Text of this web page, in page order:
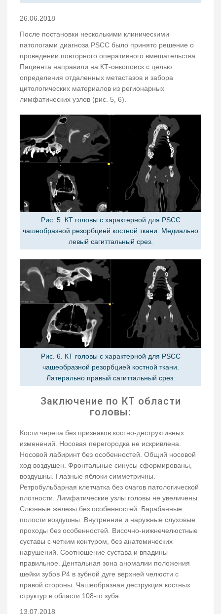
26.06.2018
После постановки несколькими клиническими
патологами диагноза PSCC было принято решение о
проведении повторного оперативного вмешательства.
Пациента направили на КТ-онкопоиск с целью
определения отдаленных метастазов и забора
цитологических материалов из регионарных
лимфатических узлов (рис. 5, 6).
Рис. 5. КТ головы с характерной для PSCC
чашеобразной резорбцией костной ткани. Медиально
левый сагиттальный срез.
Рис. 6. КТ головы с характерной для PSCC
чашеобразной резорбцией костной ткани.
Латерально правый сагиттальный срез.
Заключение по КТ области
головы:
Кости черепа без признаков костно-деструктивных
изменений. Носовая перегородка не искривлена.
Носовой лабиринт без особенностей. Общий носовой
ход воздушен. Фронтальные синусы сформированы,
воздушны. Глазные яблоки симметричны.
Ретробульбарная клетчатка без очагов патологической
плотности. Лимфатические узлы головы не увеличены.
Слюнные железы без особенностей. Барабанные
полости воздушны. Внутренние и наружные слуховые
проходы без особенностей. Височно-нижнечелюстные
суставы с четким контуром, без анатомических
нарушений. Соотношение сустава и впадины
правильное. Дентальная зона аномалии положения
шейки зубов P4 в зубной дуге верхней челюсти c
правой стороны. Чашеобразная деструкция костных
структур в области 108-го зуба.
13.07.2018